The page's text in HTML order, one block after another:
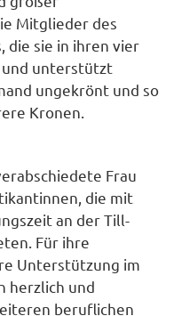
Mitglieder des
die sie in ihren vier
und unterstützt
ungekrönt und so
Kronen.
Frau
die mit
an der Till-
Für ihre
Unterstützung im
herzlich und
beruflichen